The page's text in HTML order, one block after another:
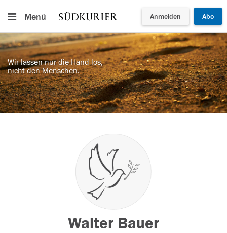
Menü Anmelden Abo
Wir lassen nur die Hand los,
nicht den Menschen.
Walter Bauer